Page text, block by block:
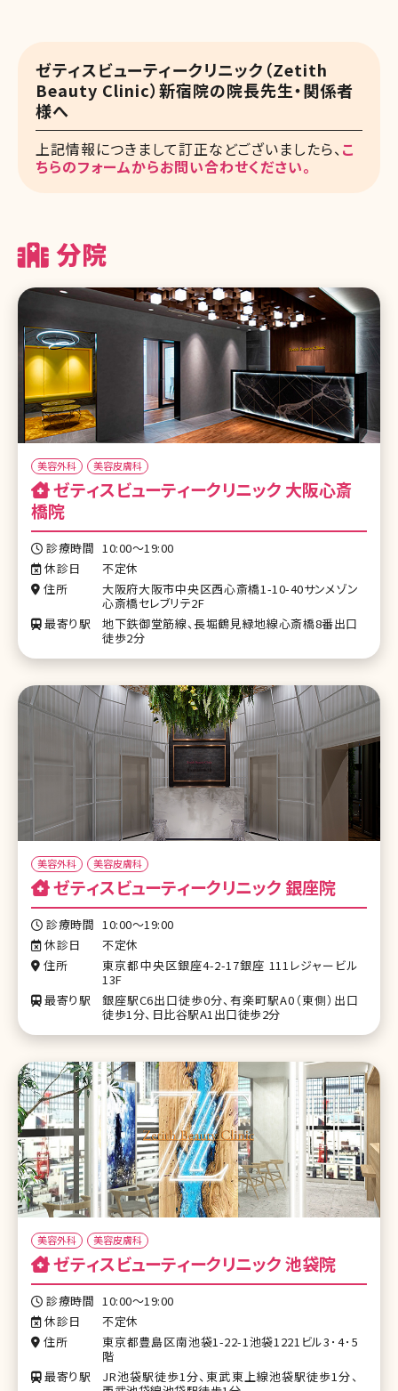
ゼティスビューティークリニック（Zetith
Beauty Clinic）新宿院の院長先生・関係者
様へ
上記情報につきまして訂正などございましたら、こ
ちらのフォームからお問い合わせください。
分院
美容外科 美容皮膚科
橋院
診療時間 10:00～19:00
休診日
不定休
住所
大阪府大阪市中央区西心斎橋1-10-40サンメゾン
心斎橋セレブリテ2F
最寄り駅
地下鉄御堂筋線、長堀鶴見緑地線心斎橋8番出口
徒歩2分
美容外科 美容皮膚科
ゼティスビューティークリニック 銀座院
診療時間 10:00～19:00
休診日
不定休
住所
東京都中央区銀座4-2-17銀座 111レジャービル
13F
最寄り駅
銀座駅C6出口徒歩0分、有楽町駅A0（東側）出口
徒歩1分、日比谷駅A1出口徒歩2分
美容外科 美容皮膚科
ゼティスビューティークリニック 池袋院
診療時間 10:00～19:00
休診日
不定休
住所
東京都豊島区南池袋1-22-1池袋1221ビル3･4･5
階
最寄り駅
JR池袋駅徒歩1分、東武東上線池袋駅徒歩1分、